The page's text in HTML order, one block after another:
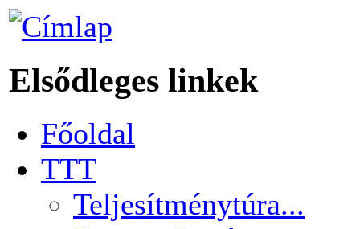
Elsődleges linkek
Főoldal
TTT
Teljesítménytúra...